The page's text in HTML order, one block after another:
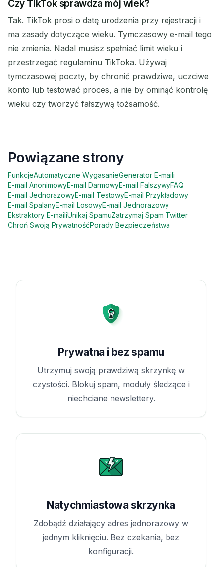
Czy TikTok sprawdza mój wiek?
Tak. TikTok prosi o datę urodzenia przy rejestracji i
ma zasady dotyczące wieku. Tymczasowy e-mail tego
nie zmienia. Nadal musisz spełniać limit wieku i
przestrzegać regulaminu TikToka. Używaj
tymczasowej poczty, by chronić prawdziwe, uczciwe
konto lub testować proces, a nie by ominąć kontrolę
wieku czy tworzyć fałszywą tożsamość.
Powiązane strony
FunkcjeAutomatyczne WygasanieGenerator E-maili
E-mail AnonimowyE-mail DarmowyE-mail FalszywyFAQ
E-mail JednorazowyE-mail TestowyE-mail Przykładowy
E-mail SpalanyE-mail LosowyE-mail Jednorazowy
Ekstraktory E-mailiUnikaj SpamuZatrzymaj Spam Twitter
Chroń Swoją PrywatnośćPorady Bezpieczeństwa
Prywatna i bez spamu
Utrzymuj swoją prawdziwą skrzynkę w
czystości. Blokuj spam, moduły śledzące i
niechciane newslettery.
Natychmiastowa skrzynka
Zdobądź działający adres jednorazowy w
jednym kliknięciu. Bez czekania, bez
konfiguracji.